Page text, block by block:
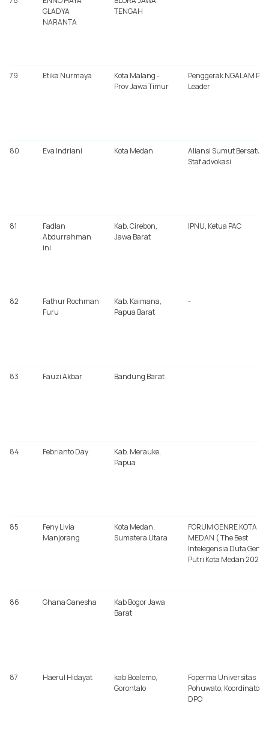
GLADYA
NARANTA
TENGAH
79 Etika Nurmaya
Kota Malang -
Prov Jawa Timur
Penggerak NGALAM
Leader
80 Eva Indriani Kota Medan
Aliansi Sumut Bersatu,
Staf advokasi
81
Fadlan
Abdurrahman
ini
Kab. Cirebon,
Jawa Barat
IPNU, Ketua PAC
82
Fathur Rochman
Furu
Kab. Kaimana,
Papua Barat
-
83 Fauzi Akbar Bandung Barat
84 Febrianto Day
Kab. Merauke,
Papua
85
Feny Livia
Manjorang
Kota Medan,
Sumatera Utara
FORUM GENRE KOTA
MEDAN ( The Best
Intelegensia Duta GenRe
Putri Kota Medan 2020)
86 Ghana Ganesha
Kab Bogor Jawa
Barat
87 Haerul Hidayat
kab.Boalemo,
Gorontalo
Foperma Universitas
Pohuwato, Koordinator
DPO